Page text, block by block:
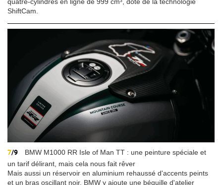
ShiftCam.
7/9
BMW M1000 RR Isle of Man TT : une peinture spéciale et
un tarif délirant, mais cela nous fait rêver
Mais aussi un réservoir en aluminium rehaussé d'accents peints
et un bras oscillant noir. BMW y ajoute une béquille d'atelier